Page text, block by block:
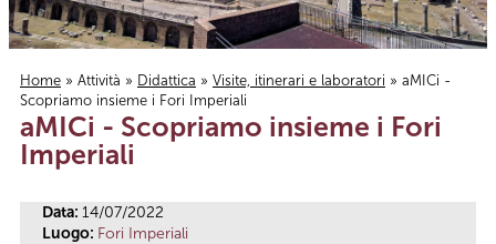
Tu sei qui
Home » Attività » Didattica » Visite, itinerari e laboratori » aMICi -
Scopriamo insieme i Fori Imperiali
aMICi - Scopriamo insieme i Fori
Imperiali
Data: 14/07/2022
Luogo: Fori Imperiali